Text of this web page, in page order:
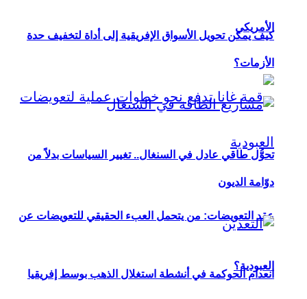
الأمريكي
عقد التعويضات: من يتحمل العبء الحقيقي للتعويضات عن
العبودية؟
كيف يمكن تحويل الأسواق الإفريقية إلى أداة لتخفيف حدة
الأزمات؟
تحوُّل طاقي عادل في السنغال.. تغيير السياسات بدلاً من
دوّامة الديون
انعدام الحوكمة في أنشطة استغلال الذهب بوسط إفريقيا